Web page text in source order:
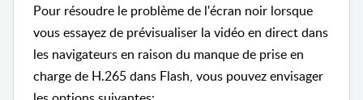
Pour résoudre le problème de l'écran noir lorsque
vous essayez de prévisualiser la vidéo en direct dans
les navigateurs en raison du manque de prise en
charge de H.265 dans Flash, vous pouvez envisager